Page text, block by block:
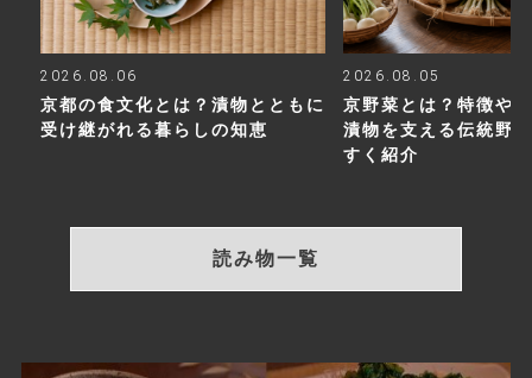
2026.08.06
京都の食文化とは？漬物とともに
受け継がれる暮らしの知恵
2026.08.05
京野菜とは？特徴や
漬物を支える伝統野
すく紹介
読み物一覧